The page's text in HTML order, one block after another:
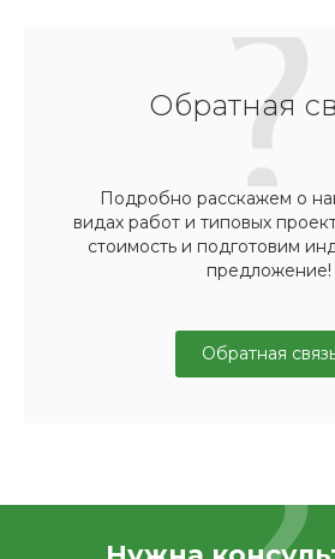
Обратная
Подробно расскажем о
видах работ и типовых
стоимость и подготовим
предложение!
Обратная